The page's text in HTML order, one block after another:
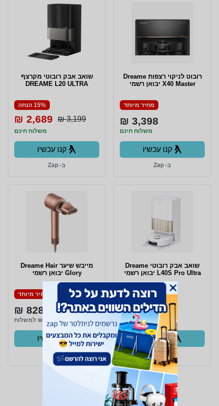
‏רובוט לניקוי רצפות Dreame
X40 Master יבואן רשמי
מחיר מיוחד
3,398 ₪
משלוח חינם
קנו עכשיו
ב- Zap
שואב אבק רובוטי מקרצף
DREAME L20 ULTRA
15% הנחה
3,199 ₪
2,689 ₪
משלוח חינם
קנו עכשיו
ב- Zap
‏שואב אבק רובוטי Dreame
L40S Pro Ultra יבואן רשמי
מחיר מיוחד
3,003 ₪
₪35 למשלוח
קנו עכשיו
ב- Zap
מייבש שיער Dreame Hair
Glory יבואן רשמי
מחיר מיוחד
828 ₪
₪20 למשלוח
קנו עכשיו
ב- Zap